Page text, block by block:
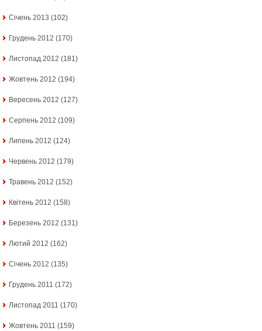
Січень 2013 (102)
Грудень 2012 (170)
Листопад 2012 (181)
Жовтень 2012 (194)
Вересень 2012 (127)
Серпень 2012 (109)
Липень 2012 (124)
Червень 2012 (179)
Травень 2012 (152)
Квітень 2012 (158)
Березень 2012 (131)
Лютий 2012 (162)
Січень 2012 (135)
Грудень 2011 (172)
Листопад 2011 (170)
Жовтень 2011 (159)